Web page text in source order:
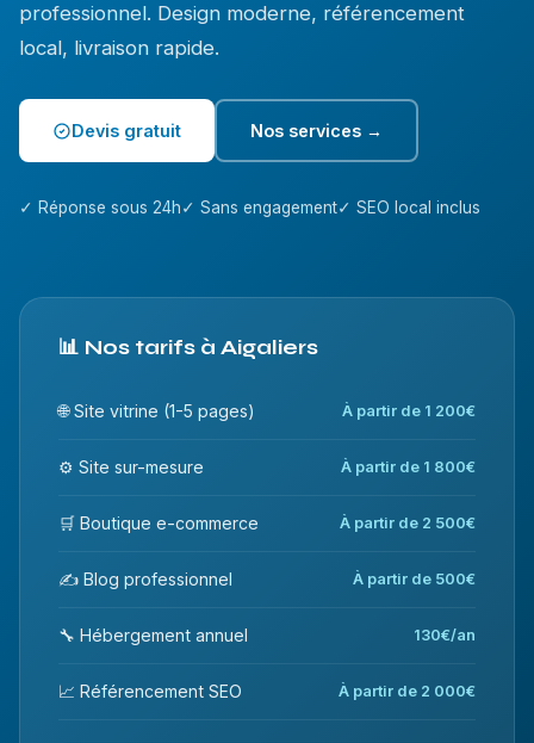
professionnel. Design moderne, référencement
local, livraison rapide.
Devis gratuit Nos services →
✓ Réponse sous 24h✓ Sans engagement✓ SEO local inclus
📊 Nos tarifs à Aigaliers
🌐 Site vitrine (1-5 pages) À partir de 1 200€
⚙️ Site sur-mesure À partir de 1 800€
🛒 Boutique e-commerce À partir de 2 500€
✍️ Blog professionnel À partir de 500€
🔧 Hébergement annuel 130€/an
📈 Référencement SEO À partir de 2 000€